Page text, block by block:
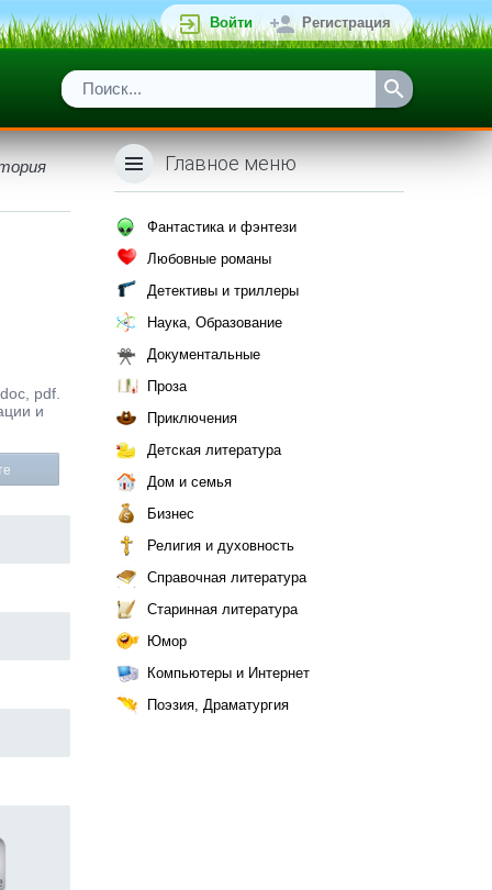
Войти Регистрация
pdf.
и
Главное меню
Фантастика и фэнтези
Любовные романы
Детективы и триллеры
Наука, Образование
Документальные
Проза
Приключения
Детская литература
Дом и семья
Бизнес
Религия и духовность
Справочная литература
Старинная литература
Юмор
Компьютеры и Интернет
Поэзия, Драматургия